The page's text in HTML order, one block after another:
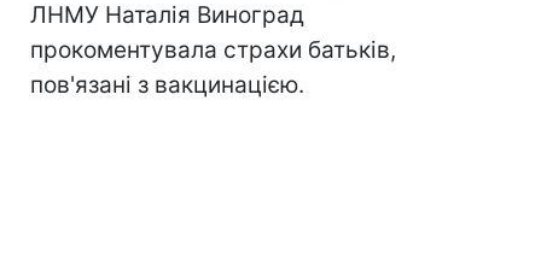
ЛНМУ Наталія Виноград
прокоментувала страхи батьків,
пов'язані з вакцинацією.